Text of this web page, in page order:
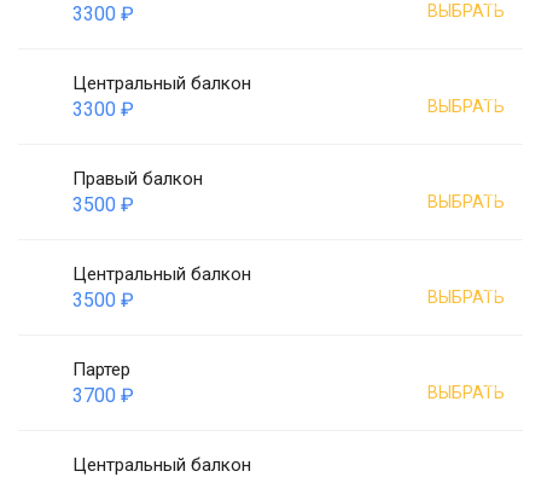
3300 ₽ ВЫБРАТЬ
Центральный балкон
3300 ₽ ВЫБРАТЬ
Правый балкон
3500 ₽ ВЫБРАТЬ
Центральный балкон
3500 ₽ ВЫБРАТЬ
Партер
3700 ₽ ВЫБРАТЬ
Центральный балкон